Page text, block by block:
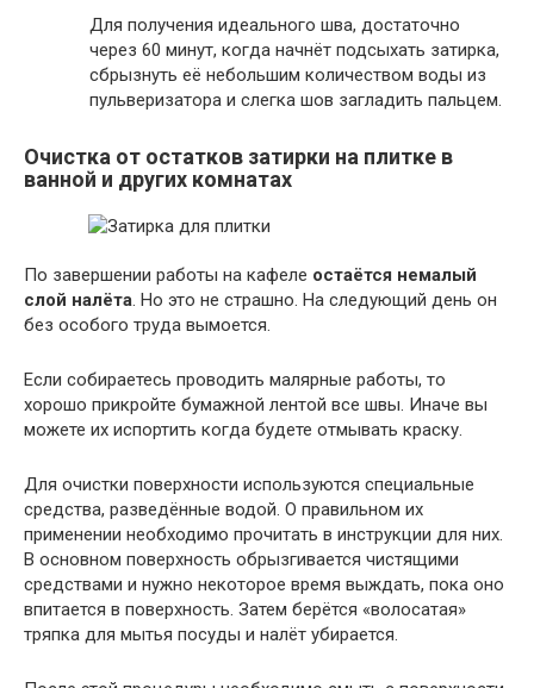
Для получения идеального шва, достаточно
через 60 минут, когда начнёт подсыхать затирка,
сбрызнуть её небольшим количеством воды из
пульверизатора и слегка шов загладить пальцем.
Очистка от остатков затирки на плитке в
ванной и других комнатах
По завершении работы на кафеле остаётся немалый
слой налёта. Но это не страшно. На следующий день он
без особого труда вымоется.
Если собираетесь проводить малярные работы, то
хорошо прикройте бумажной лентой все швы. Иначе вы
можете их испортить когда будете отмывать краску.
Для очистки поверхности используются специальные
средства, разведённые водой. О правильном их
применении необходимо прочитать в инструкции для них.
В основном поверхность обрызгивается чистящими
средствами и нужно некоторое время выждать, пока оно
впитается в поверхность. Затем берётся «волосатая»
тряпка для мытья посуды и налёт убирается.